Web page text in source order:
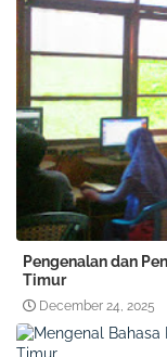
Pengenalan dan
Timur
December 24, 2025